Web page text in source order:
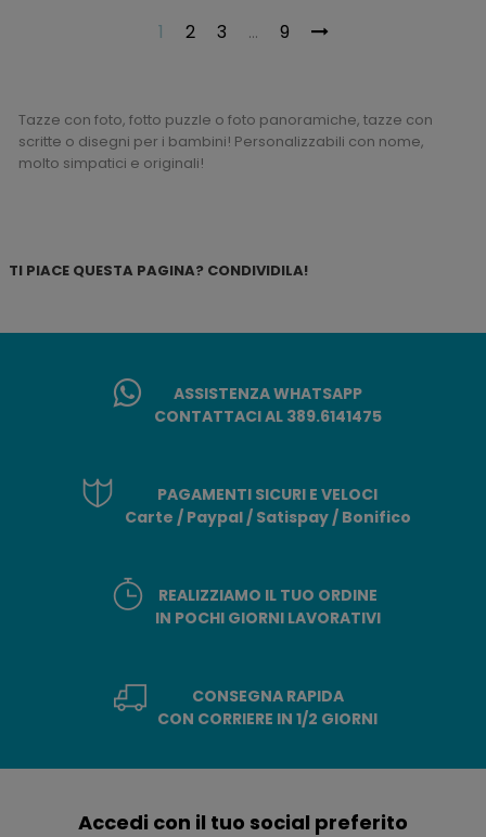
1
2 3 … 9
Tazze con foto, fotto puzzle o foto panoramiche, tazze con
scritte o disegni per i bambini! Personalizzabili con nome,
molto simpatici e originali!
TI PIACE QUESTA PAGINA? CONDIVIDILA!
ASSISTENZA WHATSAPP
CONTATTACI AL 389.6141475
PAGAMENTI SICURI E VELOCI
Carte / Paypal / Satispay / Bonifico
REALIZZIAMO IL TUO ORDINE
IN POCHI GIORNI LAVORATIVI
CONSEGNA RAPIDA
CON CORRIERE IN 1/2 GIORNI
Accedi con il tuo social preferito